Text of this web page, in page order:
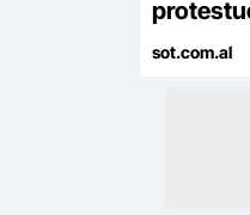
sot.com.al